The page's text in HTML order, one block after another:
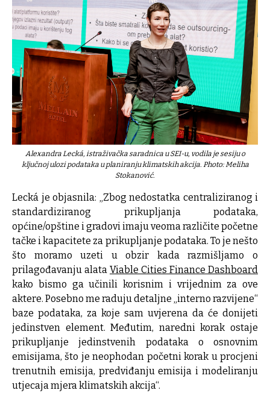
Alexandra Lecká, istraživačka saradnica u SEI-u, vodila je sesiju o
ključnoj ulozi podataka u planiranju klimatskih akcija. Photo: Meliha
Stokanović.
Lecká je objasnila: „Zbog nedostatka centraliziranog i
standardiziranog prikupljanja podataka,
općine/opštine i gradovi imaju veoma različite početne
tačke i kapacitete za prikupljanje podataka. To je nešto
što moramo uzeti u obzir kada razmišljamo o
prilagođavanju alata Viable Cities Finance Dashboard
kako bismo ga učinili korisnim i vrijednim za ove
aktere. Posebno me raduju detaljne „interno razvijene“
baze podataka, za koje sam uvjerena da će donijeti
jedinstven element. Međutim, naredni korak ostaje
prikupljanje jedinstvenih podataka o osnovnim
emisijama, što je neophodan početni korak u procjeni
trenutnih emisija, predviđanju emisija i modeliranju
utjecaja mjera klimatskih akcija“.